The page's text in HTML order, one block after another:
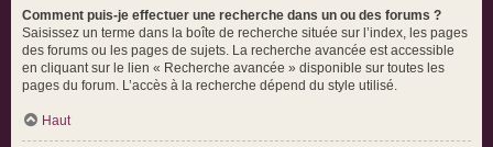
Comment puis-je effectuer une recherche dans un ou des forums ?
Saisissez un terme dans la boîte de recherche située sur l’index, les pages
des forums ou les pages de sujets. La recherche avancée est accessible
en cliquant sur le lien « Recherche avancée » disponible sur toutes les
pages du forum. L’accès à la recherche dépend du style utilisé.
Haut